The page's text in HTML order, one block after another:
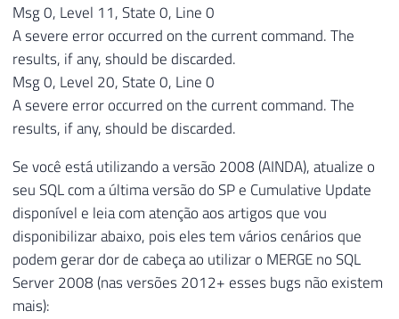
37
38
39
40
41
42
VALUES(Origem.Id_Venda
OUTPUT
    $
action,
    Inserted
.*,
    Deleted
.* ;
Msg 0, Level 11, State 0, Line 0
A severe error occurred on the current command. The
results, if any, should be discarded.
Msg 0, Level 20, State 0, Line 0
A severe error occurred on the current command. The
results, if any, should be discarded.
Se você está utilizando a versão 2008 (AINDA), atualize o
seu SQL com a última versão do SP e Cumulative Update
disponível e leia com atenção aos artigos que vou
disponibilizar abaixo, pois eles tem vários cenários que
podem gerar dor de cabeça ao utilizar o MERGE no SQL
Server 2008 (nas versões 2012+ esses bugs não existem
mais):